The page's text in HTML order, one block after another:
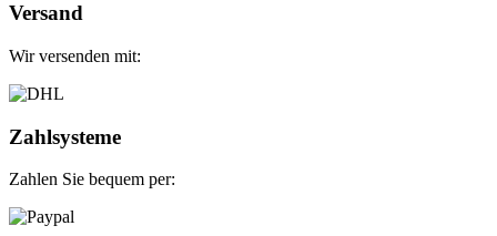
Versand
Wir versenden mit:
Zahlsysteme
Zahlen Sie bequem per: